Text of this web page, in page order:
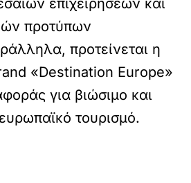
επιχειρήσεων και
προτύπων
προτείνεται η
«Destination Europe»
για βιώσιμο και
τουρισμό.